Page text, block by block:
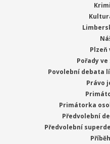
Plzeň
Pořady
Povolební debata
Právo
Primátorka
Předvolební
Předvolební